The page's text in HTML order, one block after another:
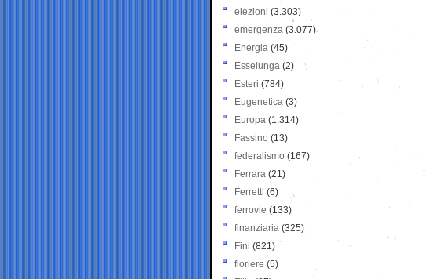
elezioni (3.303)
emergenza (3.077)
Energia (45)
Esselunga (2)
Esteri (784)
Eugenetica (3)
Europa (1.314)
Fassino (13)
federalismo (167)
Ferrara (21)
Ferretti (6)
ferrovie (133)
finanziaria (325)
Fini (821)
fioriere (5)